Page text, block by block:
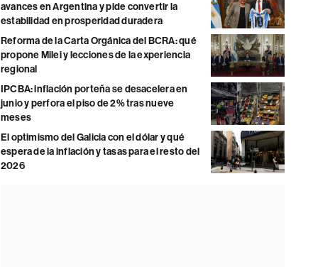
avances en Argentina y pide convertir la
estabilidad en prosperidad duradera
Reforma de la Carta Orgánica del BCRA: qué
propone Milei y lecciones de la experiencia
regional
IPCBA: inflación porteña se desacelera en
junio y perfora el piso de 2% tras nueve
meses
El optimismo del Galicia con el dólar y qué
espera de la inflación y tasas para el resto del
2026